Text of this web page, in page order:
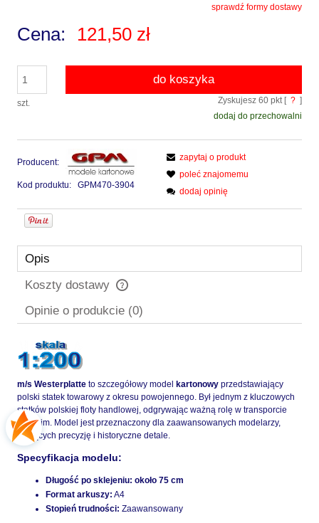
Cena nie zawiera ewentualnych kosztów płatnościsprawdź formy dostawy
Cena: 121,50 zł
szt.
do koszyka
Zyskujesz 60 pkt [ ? ]
dodaj do przechowalni
Producent:
Kod produktu: GPM470-3904
zapytaj o produkt
poleć znajomemu
dodaj opinię
Opis
Koszty dostawy
Cena nie zawiera ewentualnych kosztów płatności
Opinie o produkcie (0)
m/s Westerplatte to szczegółowy model kartonowy przedstawiający
polski statek towarowy z okresu powojennego. Był jednym z kluczowych
statków polskiej floty handlowej, odgrywając ważną rolę w transporcie
morskim. Model jest przeznaczony dla zaawansowanych modelarzy,
ceniących precyzję i historyczne detale.
Specyfikacja modelu:
Długość po sklejeniu: około 75 cm
Format arkuszy: A4
Stopień trudności: Zaawansowany